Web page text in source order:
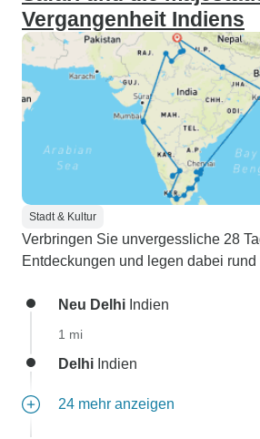
Vergangenheit Indiens
Stadt & Kultur
Verbringen Sie unvergessliche 28
Entdeckungen und legen dabei rund
Neu Delhi Indien
1 mi
Delhi Indien
24 mehr anzeigen